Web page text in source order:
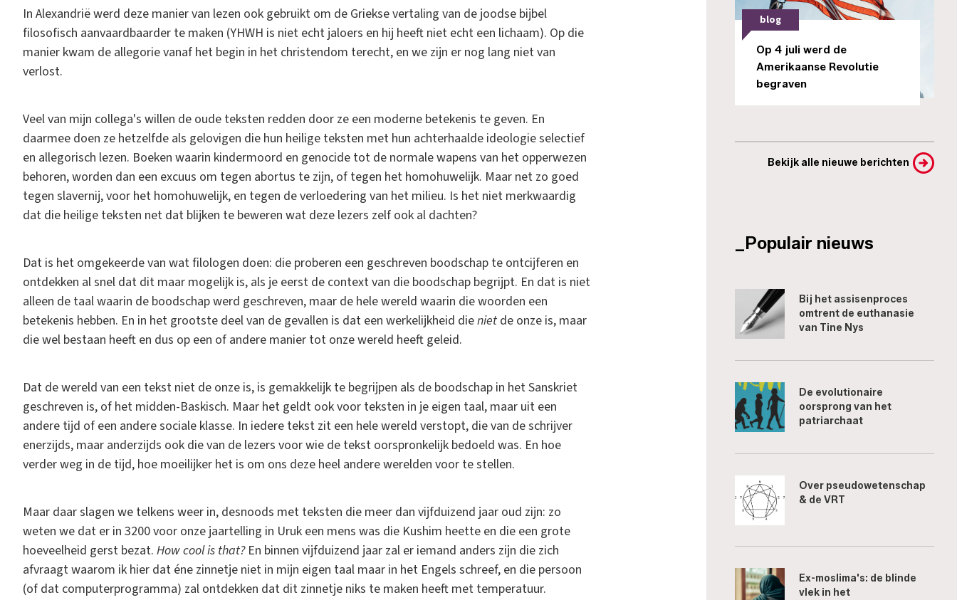
In Alexandrië werd deze manier van lezen ook gebruikt om de Griekse vertaling van de joodse bijbel
filosofisch aanvaardbaarder te maken (YHWH is niet echt jaloers en hij heeft niet echt een lichaam). Op die
manier kwam de allegorie vanaf het begin in het christendom terecht, en we zijn er nog lang niet van
verlost.
Veel van mijn collega's willen de oude teksten redden door ze een moderne betekenis te geven. En
daarmee doen ze hetzelfde als gelovigen die hun heilige teksten met hun achterhaalde ideologie selectief
en allegorisch lezen. Boeken waarin kindermoord en genocide tot de normale wapens van het opperwezen
behoren, worden dan een excuus om tegen abortus te zijn, of tegen het homohuwelijk. Maar net zo goed
tegen slavernij, voor het homohuwelijk, en tegen de verloedering van het milieu. Is het niet merkwaardig
dat die heilige teksten net dat blijken te beweren wat deze lezers zelf ook al dachten?
Dat is het omgekeerde van wat filologen doen: die proberen een geschreven boodschap te ontcijferen en
ontdekken al snel dat dit maar mogelijk is, als je eerst de context van die boodschap begrijpt. En dat is niet
alleen de taal waarin de boodschap werd geschreven, maar de hele wereld waarin die woorden een
betekenis hebben. En in het grootste deel van de gevallen is dat een werkelijkheid dieniet de onze is, maar
die wel bestaan heeft en dus op een of andere manier tot onze wereld heeft geleid.
Dat de wereld van een tekst niet de onze is, is gemakkelijk te begrijpen als de boodschap in het Sanskriet
geschreven is, of het midden-Baskisch. Maar het geldt ook voor teksten in je eigen taal, maar uit een
andere tijd of een andere sociale klasse. In iedere tekst zit een hele wereld verstopt, die van de schrijver
enerzijds, maar anderzijds ook die van de lezers voor wie de tekst oorspronkelijk bedoeld was. En hoe
verder weg in de tijd, hoe moeilijker het is om ons deze heel andere werelden voor te stellen.
Maar daar slagen we telkens weer in, desnoods met teksten die meer dan vijfduizend jaar oud zijn: zo
weten we dat er in 3200 voor onze jaartelling in Uruk een mens was die Kushim heette en die een grote
hoeveelheid gerst bezat. How cool is that?En binnen vijfduizend jaar zal er iemand anders zijn die zich
afvraagt waarom ik hier dat éne zinnetje niet in mijn eigen taal maar in het Engels schreef, en die persoon
(of dat computerprogramma) zal ontdekken dat dit zinnetje niks te maken heeft met temperatuur.
blog
Op 4 juli werd de
Amerikaanse Revolutie
begraven
Bekijk alle nieuwe berichten
_Populair nieuws
Bij het assisenproces
omtrent de euthanasie
van Tine Nys
De evolutionaire
oorsprong van het
patriarchaat
Over pseudowetenschap
& de VRT
Ex-moslima's: de blinde
vlek in het